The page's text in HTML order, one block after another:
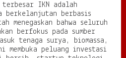
IKN adalah
berkelanjutan berbasis
menegaskan bahwa seluruh
berfokus pada sumber
tenaga surya, biomassa,
peluang investasi